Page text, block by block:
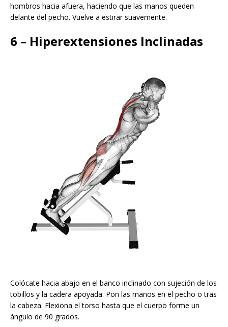
hombros hacia afuera, haciendo que las manos queden
delante del pecho. Vuelve a estirar suavemente.
6 – Hiperextensiones Inclinadas
Colócate hacia abajo en el banco inclinado con sujeción de los
tobillos y la cadera apoyada. Pon las manos en el pecho o tras
la cabeza. Flexiona el torso hasta que el cuerpo forme un
ángulo de 90 grados.